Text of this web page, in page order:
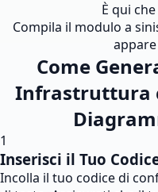
È qui
Compila il modulo a
Come
Infrastruttura
1
Inserisci il Tuo
Incolla il tuo codice di